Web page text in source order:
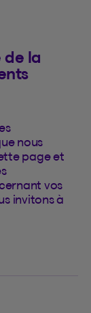
de la
nous
page et
vos
invitons à